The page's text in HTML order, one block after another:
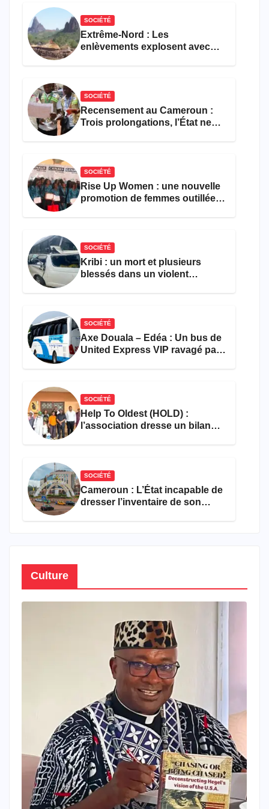
SOCIÉTÉ
Extrême-Nord : Les
enlèvements explosent avec
SOCIÉTÉ
Recensement au Cameroun :
Trois prolongations, l’État ne
SOCIÉTÉ
Rise Up Women : une nouvelle
promotion de femmes outillées
SOCIÉTÉ
Kribi : un mort et plusieurs
blessés dans un violent
SOCIÉTÉ
Axe Douala – Edéa : Un bus de
United Express VIP ravagé par
SOCIÉTÉ
Help To Oldest (HOLD) :
l’association dresse un bilan
SOCIÉTÉ
Cameroun : L’État incapable de
dresser l’inventaire de son
Culture